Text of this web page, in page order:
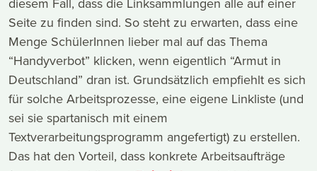
Seite zu finden sind. So steht zu erwarten, dass eine
Menge SchülerInnen lieber mal auf das Thema
“Handyverbot” klicken, wenn eigentlich “Armut in
Deutschland” dran ist. Grundsätzlich empfiehlt es sich
für solche Arbeitsprozesse, eine eigene Linkliste (und
sei sie spartanisch mit einem
Textverarbeitungsprogramm angefertigt) zu erstellen.
Das hat den Vorteil, dass konkrete Arbeitsaufträge